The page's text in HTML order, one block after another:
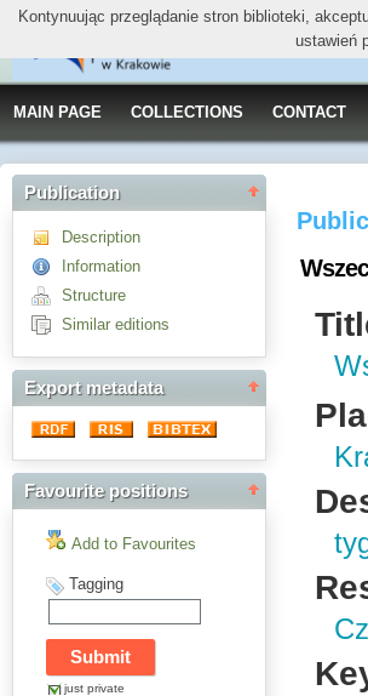
MAIN PAGE COLLECTIONS CONTACT
Publication
Description
Information
Structure
Similar editions
Export metadata
Favourite positions
Add to Favourites
Tagging
just private
Kontynuując przeglądanie stron biblioteki,
ustawień